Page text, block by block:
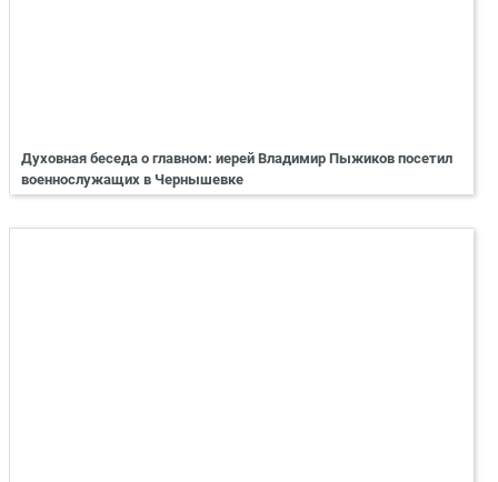
Духовная беседа о главном: иерей Владимир Пыжиков посетил
военнослужащих в Чернышевке